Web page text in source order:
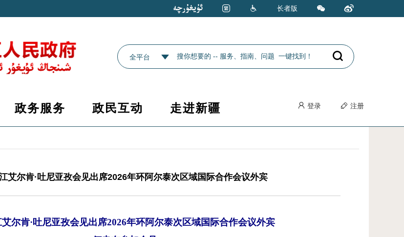
长者版
全平台
政务服务 政民互动 走进新疆 登录 注册
艾尔肯·吐尼亚孜会见出席2026年环阿尔泰次区域国际合作会议外宾
艾尔肯·吐尼亚孜会见出席2026年环阿尔泰次区域国际合作会议外宾